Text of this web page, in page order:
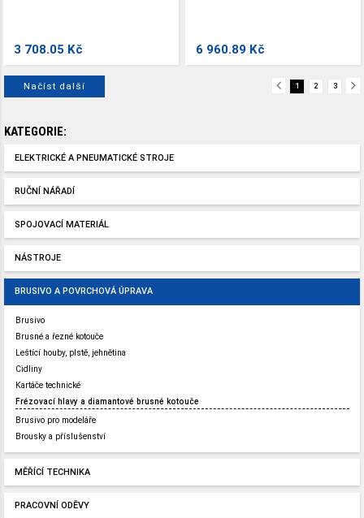
3 708.05 Kč 6 960.89 Kč
Načíst další 1 2 3
KATEGORIE:
ELEKTRICKÉ A PNEUMATICKÉ STROJE
RUČNÍ NÁŘADÍ
SPOJOVACÍ MATERIÁL
NÁSTROJE
BRUSIVO A POVRCHOVÁ ÚPRAVA
Brusivo
Brusné a řezné kotouče
Leštící houby, plstě, jehnětina
Cidliny
Kartáče technické
Frézovací hlavy a diamantové brusné kotouče
Brusivo pro modeláře
Brousky a příslušenství
MĚŘÍCÍ TECHNIKA
PRACOVNÍ ODĚVY